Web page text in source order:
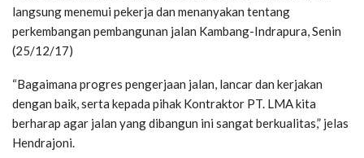
langsung menemui pekerja dan menanyakan tentang
perkembangan pembangunan jalan Kambang-Indrapura, Senin
(25/12/17)
“Bagaimana progres pengerjaan jalan, lancar dan kerjakan
dengan baik, serta kepada pihak Kontraktor PT. LMA kita
berharap agar jalan yang dibangun ini sangat berkualitas,” jelas
Hendrajoni.